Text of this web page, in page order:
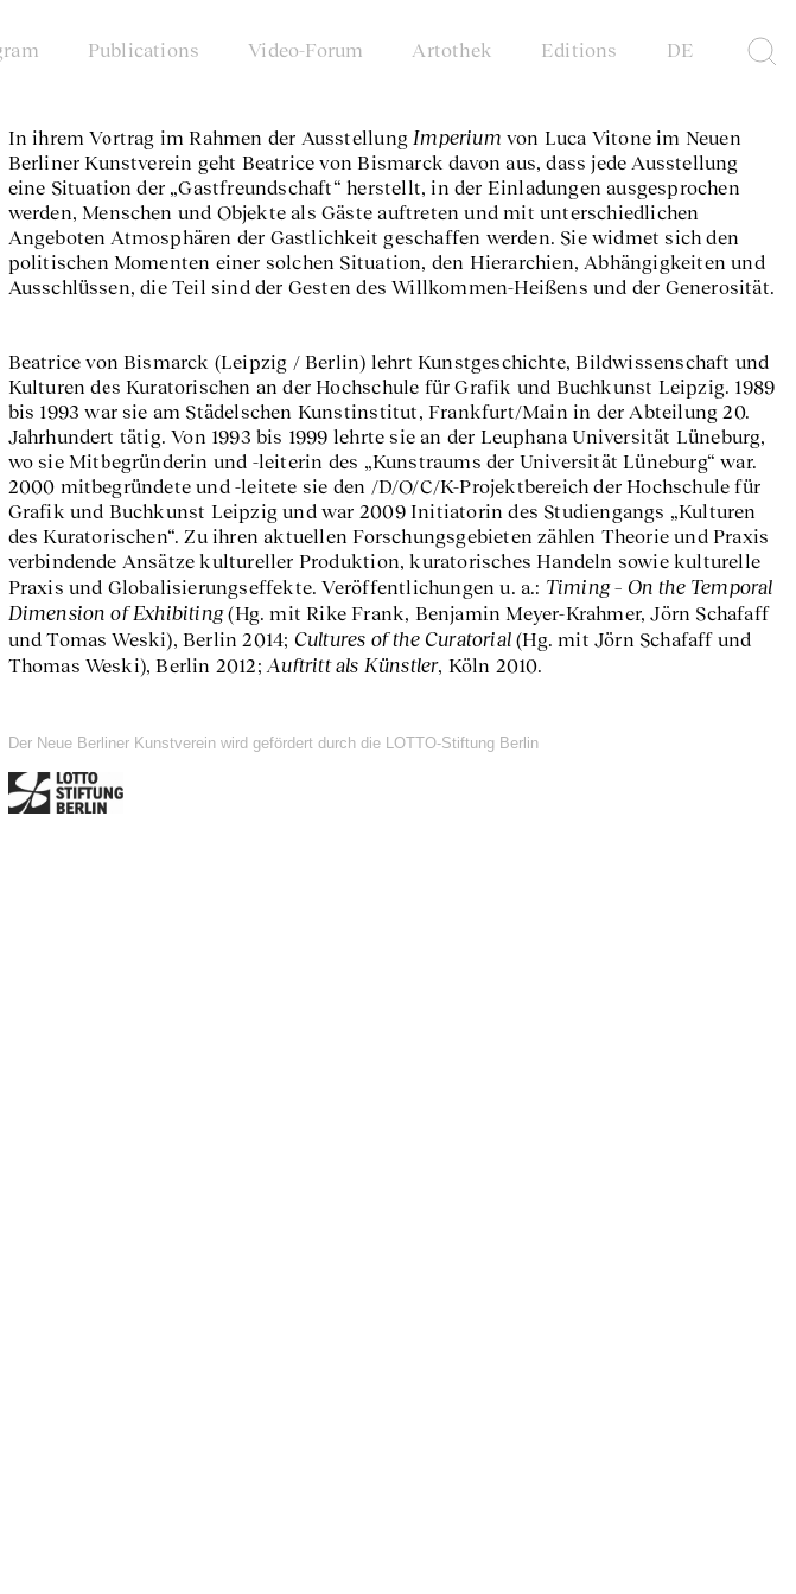
Publications Video-Forum Artothek Editions DE
In ihrem Vortrag im Rahmen der Ausstellung Imperium von Luca Vitone im Neuen
Berliner Kunstverein geht Beatrice von Bismarck davon aus, dass jede Ausstellung
eine Situation der „Gastfreundschaft“ herstellt, in der Einladungen ausgesprochen
werden, Menschen und Objekte als Gäste auftreten und mit unterschiedlichen
Angeboten Atmosphären der Gastlichkeit geschaffen werden. Sie widmet sich den
politischen Momenten einer solchen Situation, den Hierarchien, Abhängigkeiten und
Ausschlüssen, die Teil sind der Gesten des Willkommen-Heißens und der Generosität.
Beatrice von Bismarck (Leipzig / Berlin) lehrt Kunstgeschichte, Bildwissenschaft und
Kulturen des Kuratorischen an der Hochschule für Grafik und Buchkunst Leipzig. 1989
bis 1993 war sie am Städelschen Kunstinstitut, Frankfurt/Main in der Abteilung 20.
Jahrhundert tätig. Von 1993 bis 1999 lehrte sie an der Leuphana Universität Lüneburg,
wo sie Mitbegründerin und -leiterin des „Kunstraums der Universität Lüneburg“ war.
2000 mitbegründete und -leitete sie den /D/O/C/K-Projektbereich der Hochschule für
Grafik und Buchkunst Leipzig und war 2009 Initiatorin des Studiengangs „Kulturen
des Kuratorischen“. Zu ihren aktuellen Forschungsgebieten zählen Theorie und Praxis
verbindende Ansätze kultureller Produktion, kuratorisches Handeln sowie kulturelle
Praxis und Globalisierungseffekte. Veröffentlichungen u. a.: Timing – On the Temporal
Dimension of Exhibiting(Hg. mit Rike Frank, Benjamin Meyer-Krahmer, Jörn Schafaff
und Tomas Weski), Berlin 2014; Cultures of the Curatorial(Hg. mit Jörn Schafaff und
Thomas Weski), Berlin 2012; Auftritt als Künstler, Köln 2010.
Der Neue Berliner Kunstverein wird gefördert durch die LOTTO-Stiftung Berlin